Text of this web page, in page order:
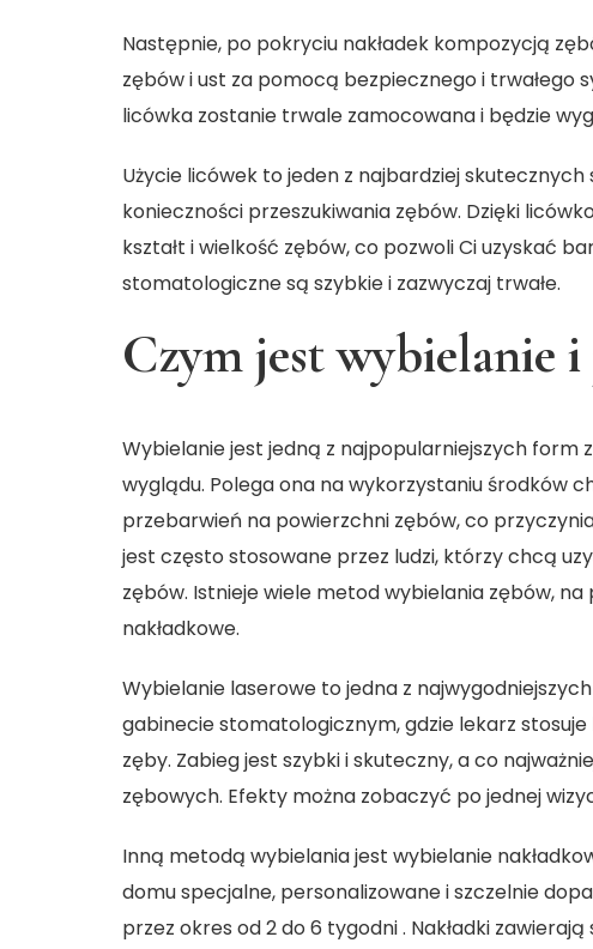
Następnie, po pokryciu nakładek kompozycją
zębów i ust za pomocą bezpiecznego i trwałego
licówka zostanie trwale zamocowana i będzie
Użycie licówek to jeden z najbardziej
konieczności przeszukiwania zębów. Dzięki
kształt i wielkość zębów, co pozwoli Ci uzyskać
stomatologiczne są szybkie i zazwyczaj trwałe.
Czym jest wybielanie i
Wybielanie jest jedną z najpopularniejszych
wyglądu. Polega ona na wykorzystaniu środków
przebarwień na powierzchni zębów, co
jest często stosowane przez ludzi, którzy chcą
zębów. Istnieje wiele metod wybielania zębów,
nakładkowe.
Wybielanie laserowe to jedna z
gabinecie stomatologicznym, gdzie lekarz
zęby. Zabieg jest szybki i skuteczny, a co
zębowych. Efekty można zobaczyć po jednej
Inną metodą wybielania jest wybielanie
domu specjalne, personalizowane i szczelnie
przez okres od 2 do 6 tygodni . Nakładki